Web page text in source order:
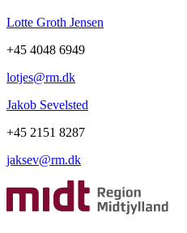
Lotte Groth Jensen
+45 4048 6949
lotjes@rm.dk
Jakob Sevelsted
+45 2151 8287
jaksev@rm.dk